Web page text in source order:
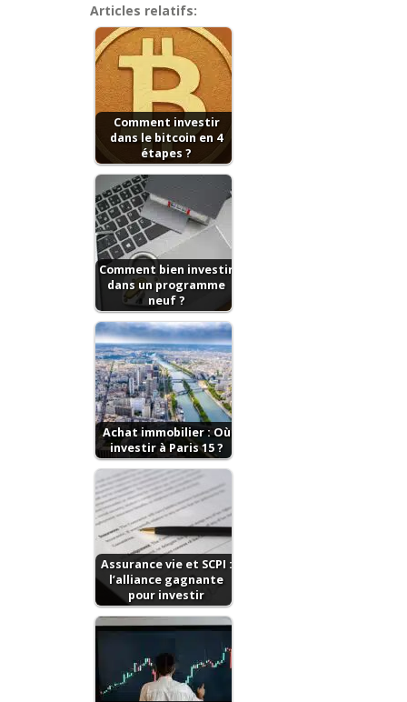
Articles relatifs:
Comment investir
dans le bitcoin en 4
étapes ?
Comment bien investir
dans un programme
neuf ?
Achat immobilier : Où
investir à Paris 15 ?
Assurance vie et SCPI :
l’alliance gagnante
pour investir